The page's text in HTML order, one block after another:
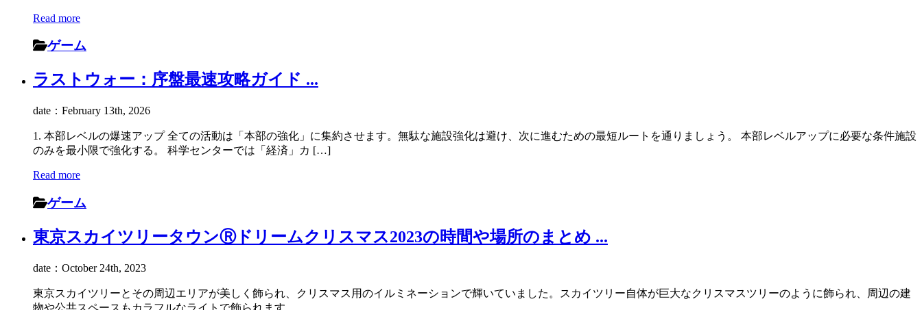
Read more
ゲーム
ラストウォー：序盤最速攻略ガイド ...
date：February 13th, 2026
1. 本部レベルの爆速アップ 全ての活動は「本部の強化」に集約させます。無駄な施設強化は避け、次に進むための最短ルートを通りましょう。 本部レベルアップに必要な条件施設
のみを最小限で強化する。 科学センターでは「経済」カ […]
Read more
ゲーム
東京スカイツリータウンⓇドリームクリスマス2023の時間や場所のまとめ ...
date：October 24th, 2023
東京スカイツリーとその周辺エリアが美しく飾られ、クリスマス用のイルミネーションで輝いていました。スカイツリー自体が巨大なクリスマスツリーのように飾られ、周辺の建
物や公共スペースもカラフルなライトで飾られます。